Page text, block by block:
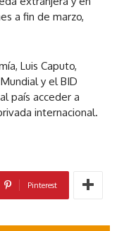
a fin de marzo,
Luis Caputo,
y el BID
país acceder a
internacional.
Pinterest